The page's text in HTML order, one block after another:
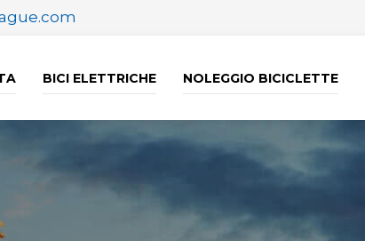
BICI ELETTRICHE NOLEGGIO BICICLETTE